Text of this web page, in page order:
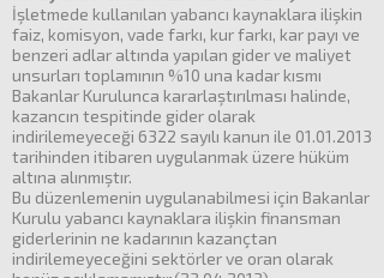
İşletmede kullanılan yabancı kaynaklara ilişkin
faiz, komisyon, vade farkı, kur farkı, kar payı ve
benzeri adlar altında yapılan gider ve maliyet
unsurları toplamının %10 una kadar kısmı
Bakanlar Kurulunca kararlaştırılması halinde,
kazancın tespitinde gider olarak
indirilemeyeceği 6322 sayılı kanun ile 01.01.2013
tarihinden itibaren uygulanmak üzere hüküm
altına alınmıştır.
Bu düzenlemenin uygulanabilmesi için Bakanlar
Kurulu yabancı kaynaklara ilişkin finansman
giderlerinin ne kadarının kazançtan
indirilemeyeceğini sektörler ve oran olarak